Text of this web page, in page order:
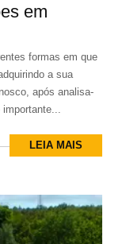
em
formas em que
a sua
após analisa-
LEIA MAIS